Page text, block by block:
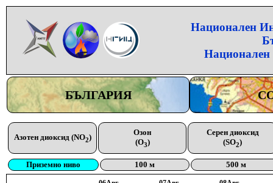
Национален
Национален
БЪЛГАРИЯ
Азотен диоксид (NO2)
Озон
(O3)
Серен диоксид
(SO2)
Приземно ниво 100 м 500 м